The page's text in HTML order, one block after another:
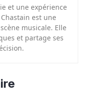
et une expérience
est une
musicale. Elle
et partage ses